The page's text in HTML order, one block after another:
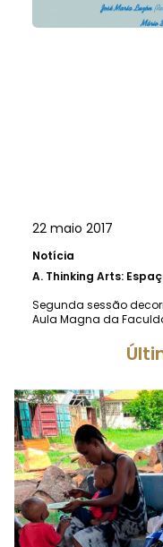
22 maio 2017
Notícia
A. Thinking Arts:
Segunda sessão
Aula Magna da